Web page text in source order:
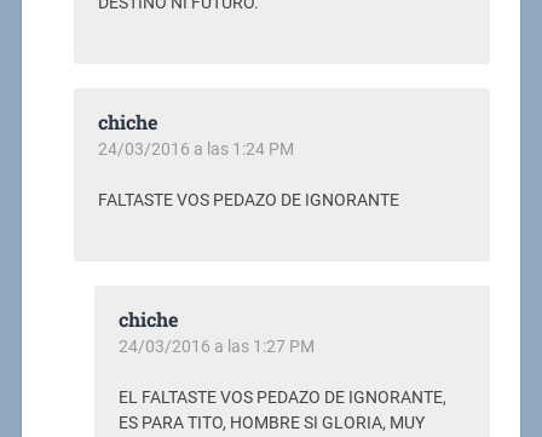
chiche
24/03/2016 a las 1:24 PM
FALTASTE VOS PEDAZO DE IGNORANTE
chiche
24/03/2016 a las 1:27 PM
EL FALTASTE VOS PEDAZO DE IGNORANTE,
ES PARA TITO, HOMBRE SI GLORIA, MUY